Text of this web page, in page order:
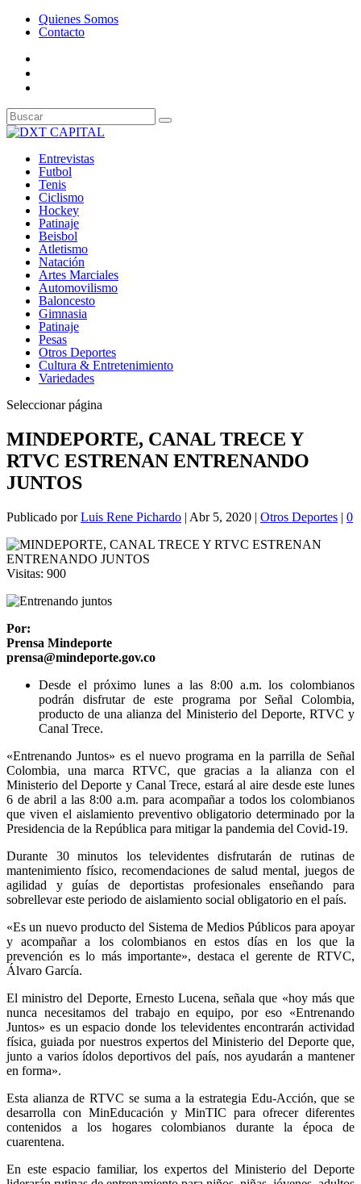
Quienes Somos
Contacto
Entrevistas
Futbol
Tenis
Ciclismo
Hockey
Patinaje
Beisbol
Atletismo
Natación
Artes Marciales
Automovilismo
Baloncesto
Gimnasia
Patinaje
Pesas
Otros Deportes
Cultura & Entretenimiento
Variedades
Seleccionar página
MINDEPORTE, CANAL TRECE Y
RTVC ESTRENAN ENTRENANDO
JUNTOS
Publicado porLuis Rene Pichardo | Abr 5, 2020 | Otros Deportes | 0
Visitas: 900
Por:
Prensa Mindeporte
prensa@mindeporte.gov.co
Desde el próximo lunes a las 8:00 a.m. los colombianos
podrán disfrutar de este programa por Señal Colombia,
producto de una alianza del Ministerio del Deporte, RTVC y
Canal Trece.
«Entrenando Juntos» es el nuevo programa en la parrilla de Señal
Colombia, una marca RTVC, que gracias a la alianza con el
Ministerio del Deporte y Canal Trece, estará al aire desde este lunes
6 de abril a las 8:00 a.m. para acompañar a todos los colombianos
que viven el aislamiento preventivo obligatorio determinado por la
Presidencia de la República para mitigar la pandemia del Covid-19.
Durante 30 minutos los televidentes disfrutarán de rutinas de
mantenimiento físico, recomendaciones de salud mental, juegos de
agilidad y guías de deportistas profesionales enseñando para
sobrellevar este periodo de aislamiento social obligatorio en el país.
«Es un nuevo producto del Sistema de Medios Públicos para apoyar
y acompañar a los colombianos en estos días en los que la
prevención es lo más importante», destaca el gerente de RTVC,
Álvaro García.
El ministro del Deporte, Ernesto Lucena, señala que «hoy más que
nunca necesitamos del trabajo en equipo, por eso «Entrenando
Juntos» es un espacio donde los televidentes encontrarán actividad
física, guiada por nuestros expertos del Ministerio del Deporte que,
junto a varios ídolos deportivos del país, nos ayudarán a mantener
en forma».
Esta alianza de RTVC se suma a la estrategia Edu-Acción, que se
desarrolla con MinEducación y MinTIC para ofrecer diferentes
contenidos a los hogares colombianos durante la época de
cuarentena.
En este espacio familiar, los expertos del Ministerio del Deporte